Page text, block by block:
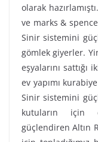
olarak
ve marks &
Sinir sistemini
gömlek giyerler.
eşyalarını
ev yapımı
Sinir sistemini
kutuların için
güçlendiren Altın